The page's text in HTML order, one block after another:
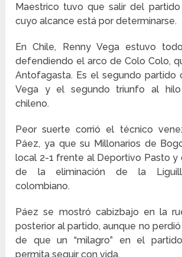
Maestrico tuvo que salir del
cuyo alcance está por determinarse.
En Chile, Renny Vega estuvo
defendiendo el arco de Colo Colo,
Antofagasta. Es el segundo partido
Vega y el segundo triunfo al hilo
chileno.
Peor suerte corrió el técnico
Páez, ya que su Millonarios de
local 2-1 frente al Deportivo Pasto y
de la eliminación de la
colombiano.
Páez se mostró cabizbajo en la
posterior al partido, aunque no
de que un “milagro” en el
permita seguir con vida.